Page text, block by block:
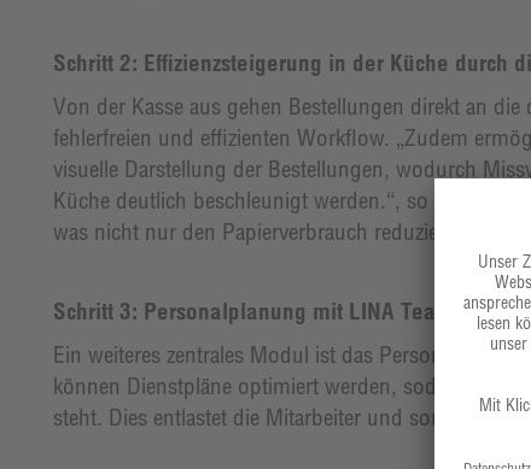
Schritt 2: Effizienzsteigerung in der Küche durch
Von der Kasse aus gehen Bestellungen direkt an
fehlerfreien und effizienten Workflow. „Zudem
visuelle Darstellung der Bestellungen, wodurch
Küche deutlich beschleunigt werden.“, so Wörner.
was nicht nur den Papierverbrauch reduziert,
Schritt 3: Personalplanung mit LINA Team
Ein weiteres zentrales Modul ist das
können Dienstpläne optimiert werden, sodass stets
steht. Dies entlastet die Mitarbeiter und sorgt für